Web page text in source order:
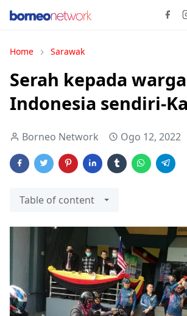
Home Sarawak
Serah kepada
Indonesia sendiri-
Borneo Network Ogo 12, 2022
Table of content